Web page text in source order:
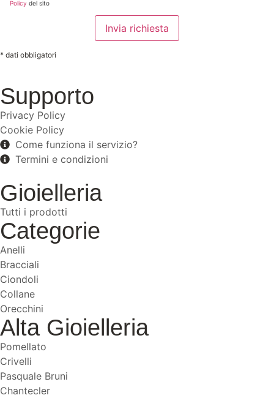
Policy del sito
* dati obbligatori
Supporto
Privacy Policy
Cookie Policy
Come funziona il servizio?
Termini e condizioni
Gioielleria
Tutti i prodotti
Categorie
Anelli
Bracciali
Ciondoli
Collane
Orecchini
Alta Gioielleria
Pomellato
Crivelli
Pasquale Bruni
Chantecler